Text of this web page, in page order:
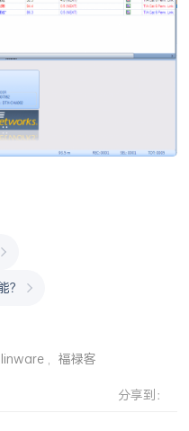
？
linware, 福禄客
分享到：